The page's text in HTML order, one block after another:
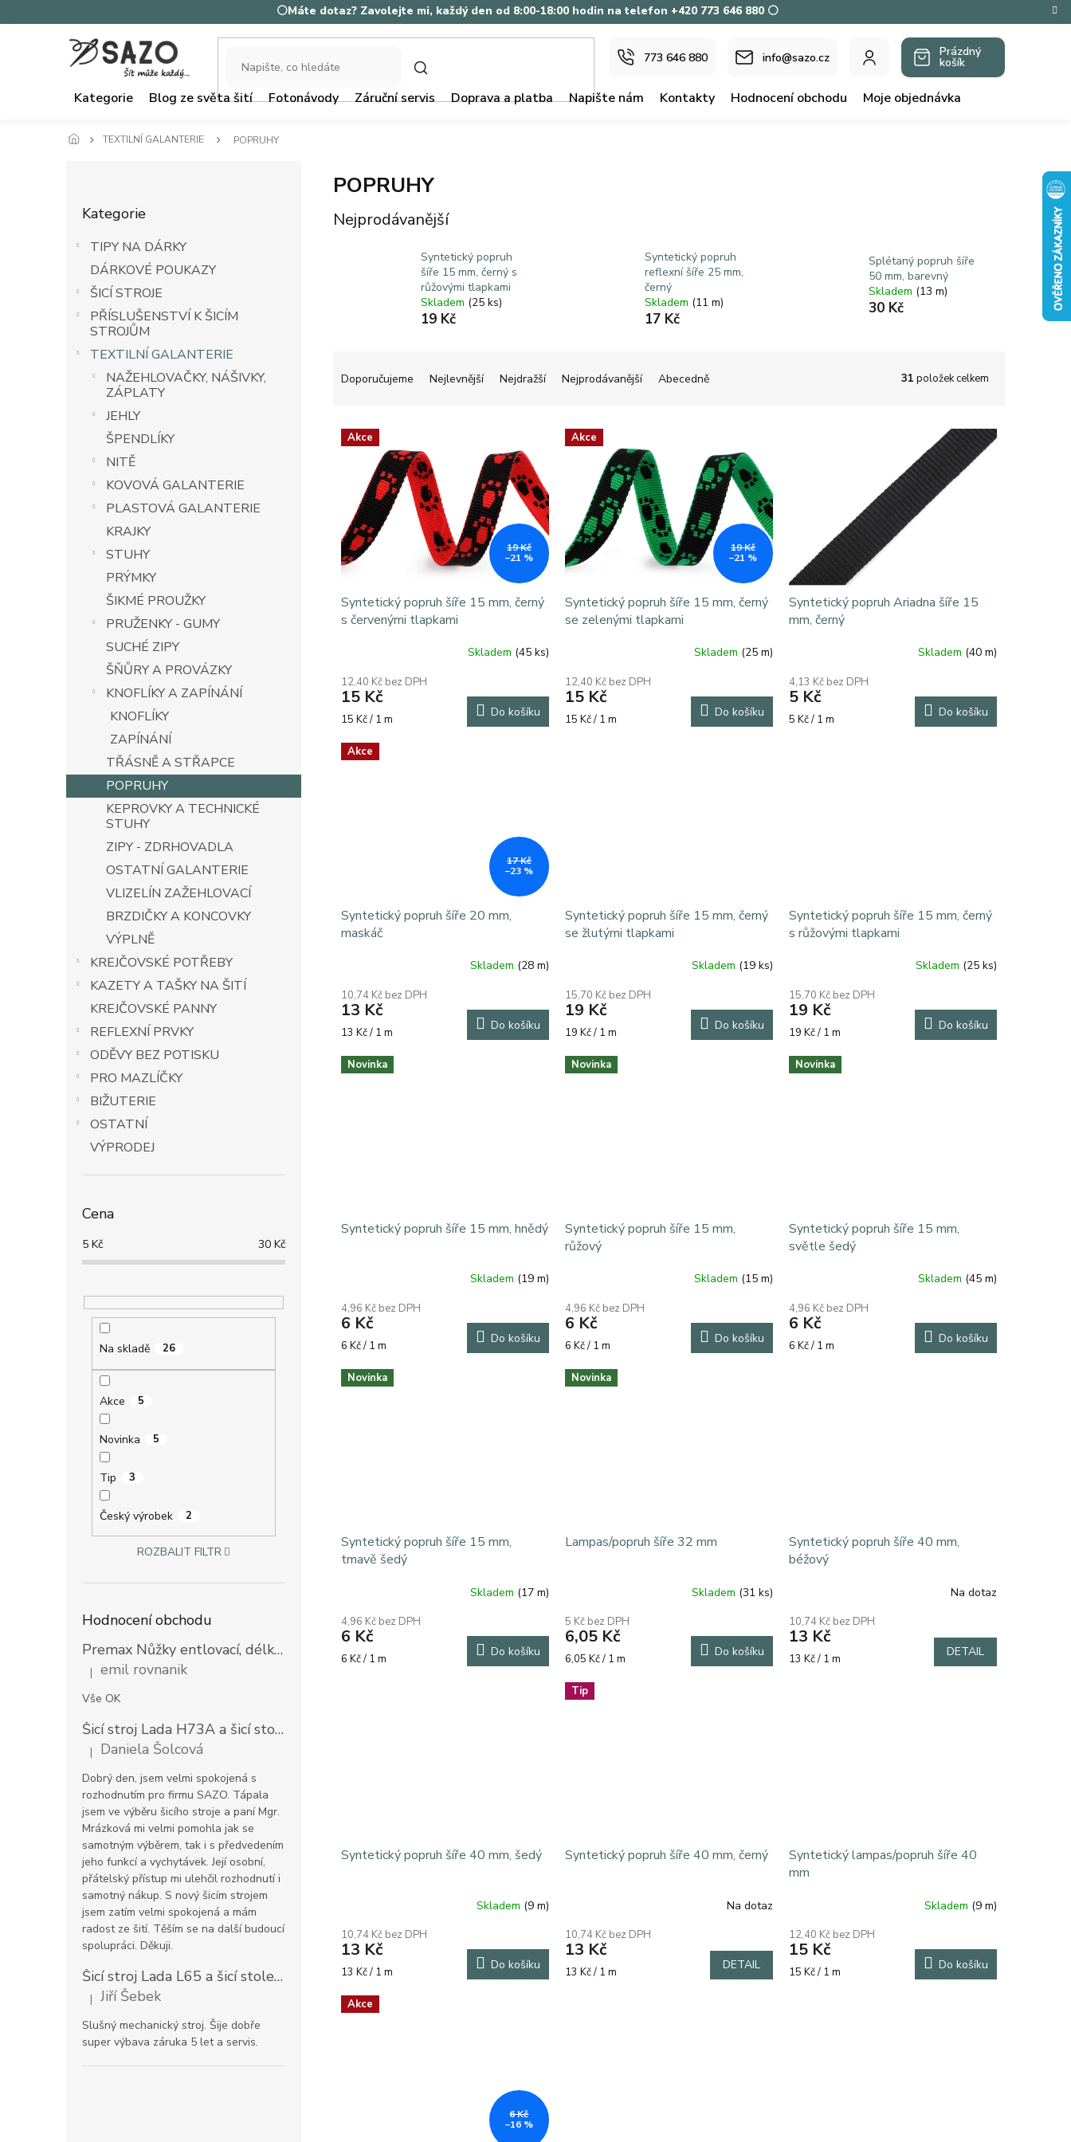
na
⚪Máte dotaz? Zavolejte mi, každý den od 8:00-18:00 hodin na telefon +420 773 646 880 ⚪
773 646 880 info@sazo.cz
HLEDAT
NÁKUPNÍ
Prázdný
košík
Kategorie Blog ze světa šití Fotonávody Záruční servis Doprava a platba Napište nám Kontakty Hodnocení obchodu Moje objednávka
TEXTILNÍ GALANTERIE POPRUHY
kategorie
Kategorie
TIPY NA DÁRKY
DÁRKOVÉ POUKAZY
ŠICÍ STROJE
PŘÍSLUŠENSTVÍ K ŠICÍM
STROJŮM
TEXTILNÍ GALANTERIE
NAŽEHLOVAČKY, NÁŠIVKY,
ZÁPLATY
JEHLY
ŠPENDLÍKY
NITĚ
KOVOVÁ GALANTERIE
PLASTOVÁ GALANTERIE
KRAJKY
STUHY
PRÝMKY
ŠIKMÉ PROUŽKY
PRUŽENKY - GUMY
SUCHÉ ZIPY
ŠŇŮRY A PROVÁZKY
KNOFLÍKY A ZAPÍNÁNÍ
KNOFLÍKY
ZAPÍNÁNÍ
TŘÁSNĚ A STŘAPCE
POPRUHY
KEPROVKY A TECHNICKÉ
STUHY
ZIPY - ZDRHOVADLA
OSTATNÍ GALANTERIE
VLIZELÍN ZAŽEHLOVACÍ
BRZDIČKY A KONCOVKY
VÝPLNĚ
KREJČOVSKÉ POTŘEBY
KAZETY A TAŠKY NA ŠITÍ
KREJČOVSKÉ PANNY
REFLEXNÍ PRVKY
ODĚVY BEZ POTISKU
PRO MAZLÍČKY
BIŽUTERIE
OSTATNÍ
VÝPRODEJ
Cena
5 Kč 30 Kč
Na skladě 26
Akce 5
Novinka 5
Tip 3
Český výrobek 2
ROZBALIT FILTR
Hodnocení obchodu
Premax Nůžky entlovací, délka 23 cm
Hodnocení produktu je 5 z 5 hvězdiček.
| emil rovnanik
Vše OK
Šicí stroj Lada H73A a šicí stolek
Hodnocení produktu je 5 z 5 hvězdiček.
| Daniela Šolcová
Dobrý den, jsem velmi spokojená s
rozhodnutím pro firmu SAZO. Tápala
jsem ve výběru šicího stroje a paní Mgr.
Mrázková mi velmi pomohla jak se
samotným výběrem, tak i s předvedením
jeho funkcí a vychytávek. Její osobní,
přátelský přístup mi ulehčil rozhodnutí i
samotný nákup. S nový šicím strojem
jsem zatím velmi spokojená a mám
radost ze šití. Těším se na další budoucí
spolupráci. Děkuji.
Šicí stroj Lada L65 a šicí stolek Prodloužená záruka 5 let + přídavný stolek + sada 9 patek, dlaňové nůžky
Hodnocení produktu je 5 z 5 hvězdiček.
| Jiří Šebek
Slušný mechanický stroj. Šije dobře
super výbava záruka 5 let a servis.
POPRUHY
Nejprodávanější
Syntetický popruh
šíře 15 mm, černý s
růžovými tlapkami
Skladem (25 ks)
19 Kč
Syntetický popruh
reflexní šíře 25 mm,
černý
Skladem (11 m)
17 Kč
Splétaný popruh šíře
50 mm, barevný
Skladem (13 m)
30 Kč
n
Doporučujeme Nejlevnější Nejdražší Nejprodávanější Abecedně 31 položek celkem
V
d
Akce
19 Kč
–21 %
Syntetický popruh šíře 15 mm, černý
s červenými tlapkami
Skladem (45 ks)
12,40 Kč bez DPH
15 Kč
Měrná
15 Kč / 1 m Do košíku
Akce
19 Kč
–21 %
Syntetický popruh šíře 15 mm, černý
se zelenými tlapkami
Skladem (25 m)
12,40 Kč bez DPH
15 Kč
Měrná
15 Kč / 1 m Do košíku
Syntetický popruh Ariadna šíře 15
mm, černý
Skladem (40 m)
4,13 Kč bez DPH
5 Kč
Měrná
5 Kč / 1 m Do košíku
Akce
17 Kč
–23 %
Syntetický popruh šíře 20 mm,
maskáč
Skladem (28 m)
10,74 Kč bez DPH
13 Kč
Měrná
13 Kč / 1 m Do košíku
Syntetický popruh šíře 15 mm, černý
se žlutými tlapkami
Skladem (19 ks)
15,70 Kč bez DPH
19 Kč
Měrná
19 Kč / 1 m Do košíku
Syntetický popruh šíře 15 mm, černý
s růžovými tlapkami
Skladem (25 ks)
15,70 Kč bez DPH
19 Kč
Měrná
19 Kč / 1 m Do košíku
Novinka
Syntetický popruh šíře 15 mm, hnědý
Skladem (19 m)
4,96 Kč bez DPH
6 Kč
Měrná
6 Kč / 1 m Do košíku
Novinka
Syntetický popruh šíře 15 mm,
růžový
Skladem (15 m)
4,96 Kč bez DPH
6 Kč
Měrná
6 Kč / 1 m Do košíku
Novinka
Syntetický popruh šíře 15 mm,
světle šedý
Skladem (45 m)
4,96 Kč bez DPH
6 Kč
Měrná
6 Kč / 1 m Do košíku
Novinka
Syntetický popruh šíře 15 mm,
tmavě šedý
Skladem (17 m)
4,96 Kč bez DPH
6 Kč
Měrná
6 Kč / 1 m Do košíku
Novinka
Lampas/popruh šíře 32 mm
Skladem (31 ks)
5 Kč bez DPH
6,05 Kč
Měrná
6,05 Kč / 1 m Do košíku
Syntetický popruh šíře 40 mm,
béžový
Na dotaz
10,74 Kč bez DPH
13 Kč
Měrná
13 Kč / 1 m DETAIL
Syntetický popruh šíře 40 mm, šedý
Skladem (9 m)
10,74 Kč bez DPH
13 Kč
Měrná
13 Kč / 1 m Do košíku
Tip
Syntetický popruh šíře 40 mm, černý
Na dotaz
10,74 Kč bez DPH
13 Kč
Měrná
13 Kč / 1 m DETAIL
Syntetický lampas/popruh šíře 40
mm
Skladem (9 m)
12,40 Kč bez DPH
15 Kč
Měrná
15 Kč / 1 m Do košíku
Akce
6 Kč
–16 %